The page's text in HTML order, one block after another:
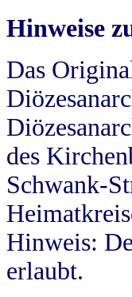
Hinweise
Das
des
Schwank-
Hinweis:
erlaubt.